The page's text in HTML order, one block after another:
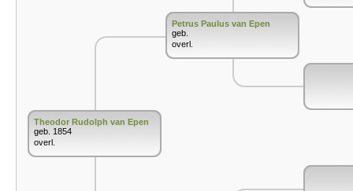
Theodor Rudolph van Epen
geb. 1854
overl.
Petrus Paulus van Epen
geb.
overl.